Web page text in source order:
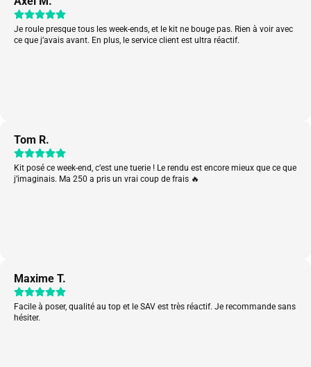
Je roule presque tous les week-ends, et le kit ne bouge pas. Rien à voir avec
ce que j’avais avant. En plus, le service client est ultra réactif.
Tom R.
Kit posé ce week-end, c’est une tuerie ! Le rendu est encore mieux que ce que
j’imaginais. Ma 250 a pris un vrai coup de frais 🔥
Maxime T.
Facile à poser, qualité au top et le SAV est très réactif. Je recommande sans
hésiter.